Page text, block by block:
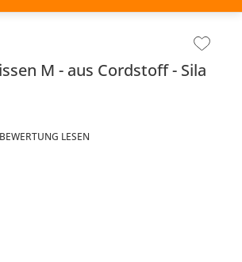
- Zum Seitenende
M aus Cordstoff Sila
LESEN